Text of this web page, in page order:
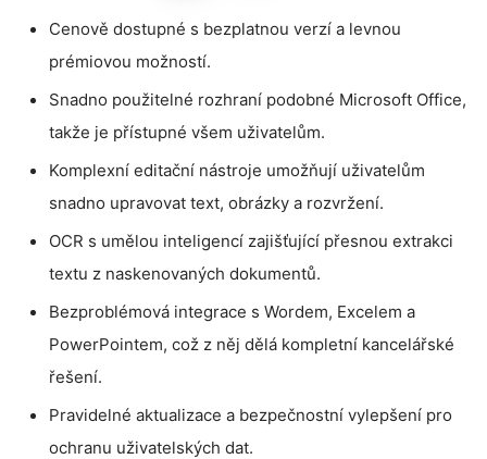
Cenově dostupné s bezplatnou verzí a levnou
prémiovou možností.
Snadno použitelné rozhraní podobné Microsoft Office,
takže je přístupné všem uživatelům.
Komplexní editační nástroje umožňují uživatelům
snadno upravovat text, obrázky a rozvržení.
OCR s umělou inteligencí zajišťující přesnou extrakci
textu z naskenovaných dokumentů.
Bezproblémová integrace s Wordem, Excelem a
PowerPointem, což z něj dělá kompletní kancelářské
řešení.
Pravidelné aktualizace a bezpečnostní vylepšení pro
ochranu uživatelských dat.